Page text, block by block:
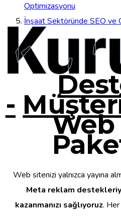
Optimizasyonu
İnşaat Sektöründe SEO ve
-
Web
Web sitenizi yalnızca yayına
Meta reklam
kazanmanızı sağlıyoruz.